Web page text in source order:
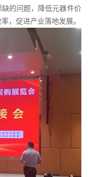
的问题，降低元器件价
，促进产业落地发展。